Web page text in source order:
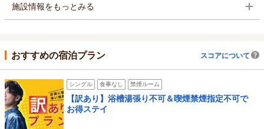
施設情報をもっとみる
おすすめの宿泊プラン スコアについて
シングル 食事なし 禁煙ルーム
【訳あり】浴槽湯張り不可＆喫煙禁煙指定不可で
お得ステイ